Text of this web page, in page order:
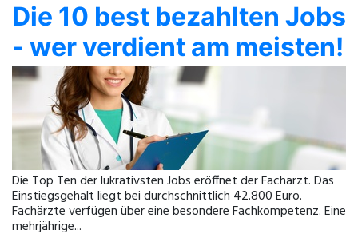
Die 10 best bezahlten Jobs
- wer verdient am meisten!
Die Top Ten der lukrativsten Jobs eröffnet der Facharzt. Das
Einstiegsgehalt liegt bei durchschnittlich 42.800 Euro.
Fachärzte verfügen über eine besondere Fachkompetenz. Eine
mehrjährige...